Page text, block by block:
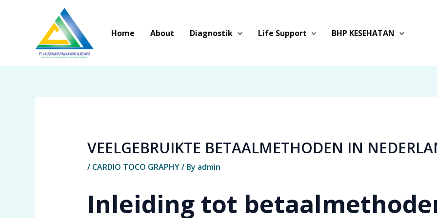
Home About Diagnostik Life Support BHP KESEHATAN
VEELGEBRUIKTE BETAALMETHODEN IN
/ CARDIO TOCO GRAPHY/ By admin
Inleiding tot